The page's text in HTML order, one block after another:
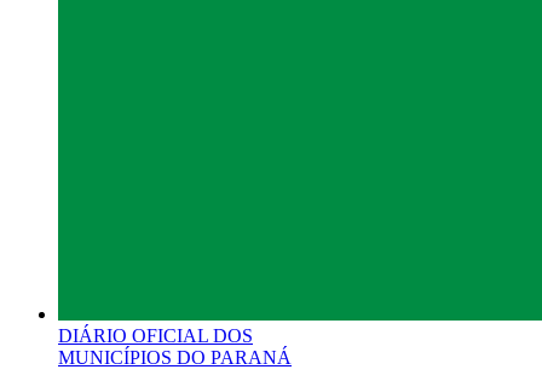
DIÁRIO OFICIAL DOS
MUNICÍPIOS DO PARANÁ